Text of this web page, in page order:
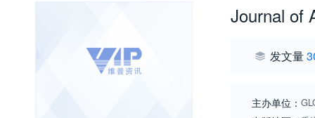
Journal of
发文量
主办单位：